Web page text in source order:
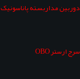
دوربین مداربسته پاناسونیک
سرج ارستر OBO